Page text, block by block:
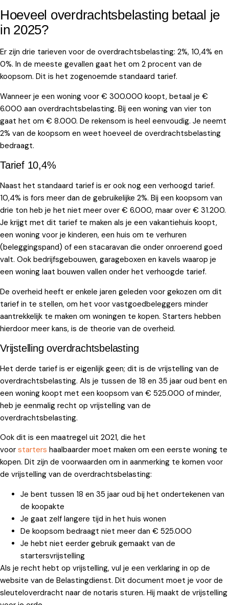
Hoeveel overdrachtsbelasting betaal je
in 2025?
Er zijn drie tarieven voor de overdrachtsbelasting: 2%, 10,4% en
0%. In de meeste gevallen gaat het om 2 procent van de
koopsom. Dit is het zogenoemde standaard tarief.
Wanneer je een woning voor € 300.000 koopt, betaal je €
6.000 aan overdrachtsbelasting. Bij een woning van vier ton
gaat het om € 8.000. De rekensom is heel eenvoudig. Je neemt
2% van de koopsom en weet hoeveel de overdrachtsbelasting
bedraagt.
Tarief 10,4%
Naast het standaard tarief is er ook nog een verhoogd tarief.
10,4% is fors meer dan de gebruikelijke 2%. Bij een koopsom van
drie ton heb je het niet meer over € 6.000, maar over € 31.200.
Je krijgt met dit tarief te maken als je een vakantiehuis koopt,
een woning voor je kinderen, een huis om te verhuren
(beleggingspand) of een stacaravan die onder onroerend goed
valt. Ook bedrijfsgebouwen, garageboxen en kavels waarop je
een woning laat bouwen vallen onder het verhoogde tarief.
De overheid heeft er enkele jaren geleden voor gekozen om dit
tarief in te stellen, om het voor vastgoedbeleggers minder
aantrekkelijk te maken om woningen te kopen. Starters hebben
hierdoor meer kans, is de theorie van de overheid.
Vrijstelling overdrachtsbelasting
Het derde tarief is er eigenlijk geen; dit is de vrijstelling van de
overdrachtsbelasting. Als je tussen de 18 en 35 jaar oud bent en
een woning koopt met een koopsom van € 525.000 of minder,
heb je eenmalig recht op vrijstelling van de
overdrachtsbelasting.
Ook dit is een maatregel uit 2021, die het
voor starters haalbaarder moet maken om een eerste woning te
kopen. Dit zijn de voorwaarden om in aanmerking te komen voor
de vrijstelling van de overdrachtsbelasting:
Je bent tussen 18 en 35 jaar oud bij het ondertekenen van
de koopakte
Je gaat zelf langere tijd in het huis wonen
De koopsom bedraagt niet meer dan € 525.000
Je hebt niet eerder gebruik gemaakt van de
startersvrijstelling
Als je recht hebt op vrijstelling, vul je een verklaring in op de
website van de Belastingdienst. Dit document moet je voor de
sleuteloverdracht naar de notaris sturen. Hij maakt de vrijstelling